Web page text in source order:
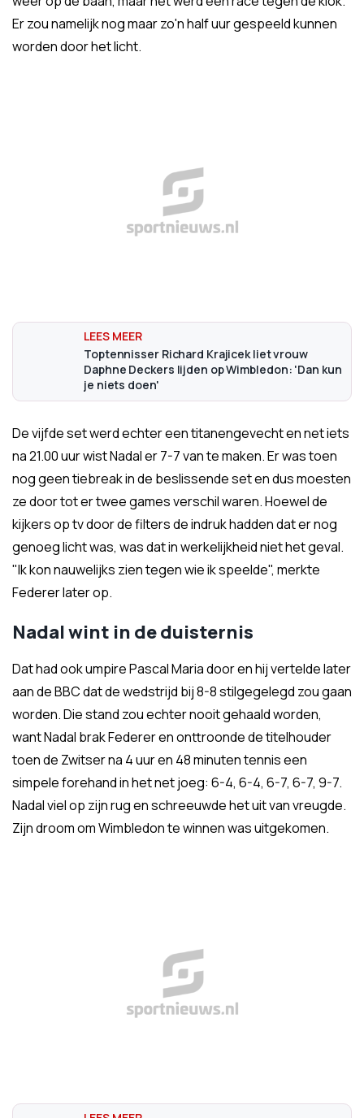
Er zou namelijk nog maar zo'n half uur gespeeld kunnen
worden door het licht.
Toptennisser Richard Krajicek liet vrouw
Daphne Deckers lijden op Wimbledon: 'Dan kun
je niets doen'
De vijfde set werd echter een titanengevecht en net iets
na 21.00 uur wist Nadal er 7-7 van te maken. Er was toen
nog geen tiebreak in de beslissende set en dus moesten
ze door tot er twee games verschil waren. Hoewel de
kijkers op tv door de filters de indruk hadden dat er nog
genoeg licht was, was dat in werkelijkheid niet het geval.
"Ik kon nauwelijks zien tegen wie ik speelde", merkte
Federer later op.
Nadal wint in de duisternis
Dat had ook umpire Pascal Maria door en hij vertelde later
aan de BBC dat de wedstrijd bij 8-8 stilgegelegd zou gaan
worden. Die stand zou echter nooit gehaald worden,
want Nadal brak Federer en onttroonde de titelhouder
toen de Zwitser na 4 uur en 48 minuten tennis een
simpele forehand in het net joeg: 6-4, 6-4, 6-7, 6-7, 9-7.
Nadal viel op zijn rug en schreeuwde het uit van vreugde.
Zijn droom om Wimbledon te winnen was uitgekomen.